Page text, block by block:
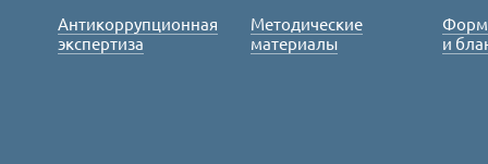
Антикоррупционная
экспертиза
Методические
материалы
и